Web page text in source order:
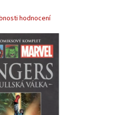
hodnocení